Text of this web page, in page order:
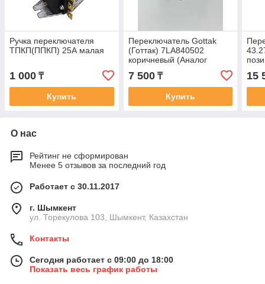
Ручка переключателя
ТПКП(ППКП) 25А малая
1 000 ₸
Купить
Переключатель Gottak
(Готтак) 7LA840502
коричневый (Аналог
переключателя Gottak
840511К)
7 500₸
Купить
15
О нас
Рейтинг не сформирован
Менее 5 отзывов за последний год
Работает с 30.11.2017
г. Шымкент
ул. Торекулова 103, Шымкент, Казахстан
Контакты
Сегодня работает с 09:00 до 18:00
Показать весь график работы